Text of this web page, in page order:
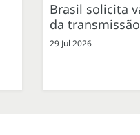
Brasil solicita
da
29 Jul 2026